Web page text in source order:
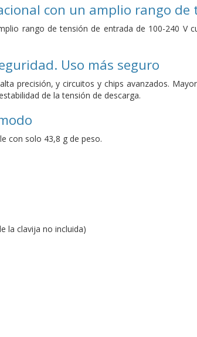
con un amplio rango
rango de tensión de entrada de 100-240 V
Uso más seguro
precisión, y circuitos y chips avanzados.
de la tensión de descarga.
con solo 43,8 g de peso.
la clavija no incluida)